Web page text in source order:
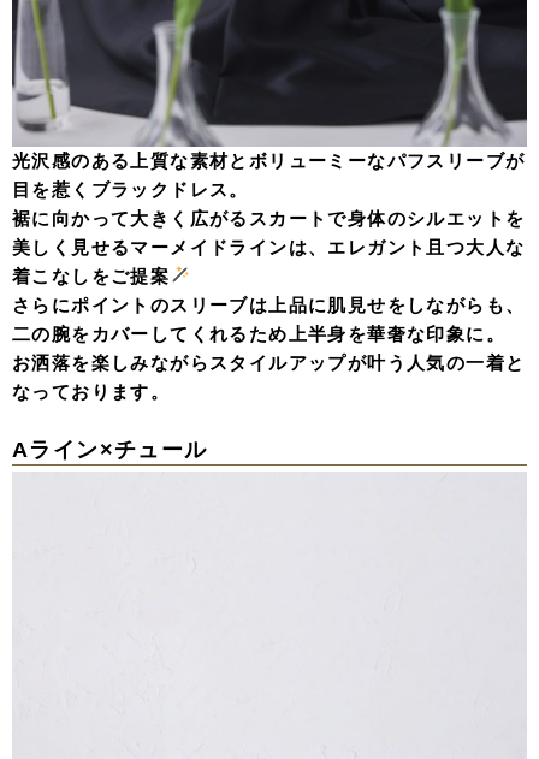
光沢感のある上質な素材とボリューミーなパフスリーブが
目を惹くブラックドレス。
裾に向かって大きく広がるスカートで身体のシルエットを
美しく見せるマーメイドラインは、エレガント且つ大人な
着こなしをご提案
さらにポイントのスリーブは上品に肌見せをしながらも、
二の腕をカバーしてくれるため上半身を華奢な印象に。
お洒落を楽しみながらスタイルアップが叶う人気の一着と
なっております。
Aライン×チュール